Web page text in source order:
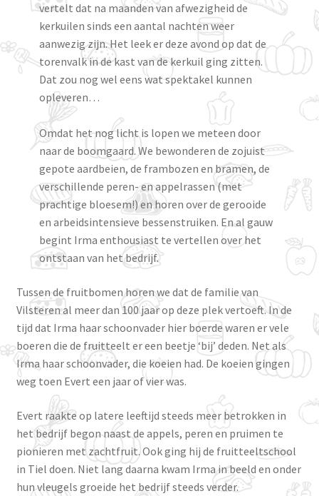
vertelt dat na maanden van afwezigheid de
kerkuilen sinds een aantal nachten weer
aanwezig zijn. Het leek er deze avond op dat de
torenvalk in de kast van de kerkuil ging zitten.
Dat zou nog wel eens wat spektakel kunnen
opleveren…
Omdat het nog licht is lopen we meteen door
naar de boomgaard. We bewonderen de zojuist
gepote aardbeien, de frambozen en bramen, de
verschillende peren- en appelrassen (met
prachtige bloesem!) en horen over de gerooide
en arbeidsintensieve bessenstruiken. En al gauw
begint Irma enthousiast te vertellen over het
ontstaan van het bedrijf.
Tussen de fruitbomen horen we dat de familie van
Vilsteren al meer dan 100 jaar op deze plek vertoeft. In de
tijd dat Irma haar schoonvader hier boerde waren er vele
boeren die de fruitteelt er een beetje ‘bij’ deden. Net als
Irma haar schoonvader, die koeien had. De koeien gingen
weg toen Evert een jaar of vier was.
Evert raakte op latere leeftijd steeds meer betrokken in
het bedrijf begon naast de appels, peren en pruimen te
pionieren met zachtfruit. Ook ging hij de fruitteeltschool
in Tiel doen. Niet lang daarna kwam Irma in beeld en onder
hun vleugels groeide het bedrijf steeds verder.